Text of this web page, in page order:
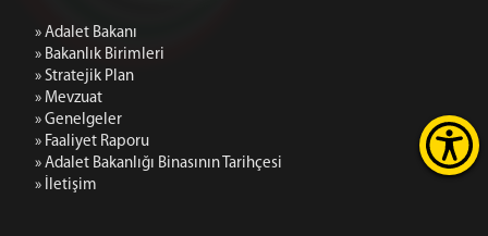
» Adalet Bakanı
» Bakanlık Birimleri
» Stratejik Plan
» Mevzuat
» Genelgeler
» Faaliyet Raporu
» Adalet Bakanlığı Binasının Tarihçesi
» İletişim